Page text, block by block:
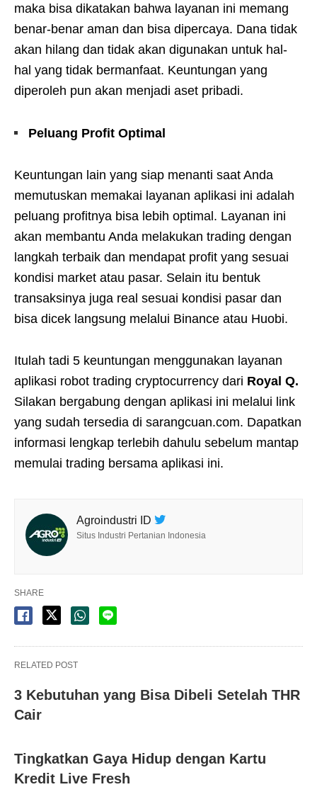
maka bisa dikatakan bahwa layanan ini memang
benar-benar aman dan bisa dipercaya. Dana tidak
akan hilang dan tidak akan digunakan untuk hal-
hal yang tidak bermanfaat. Keuntungan yang
diperoleh pun akan menjadi aset pribadi.
Peluang Profit Optimal
Keuntungan lain yang siap menanti saat Anda
memutuskan memakai layanan aplikasi ini adalah
peluang profitnya bisa lebih optimal. Layanan ini
akan membantu Anda melakukan trading dengan
langkah terbaik dan mendapat profit yang sesuai
kondisi market atau pasar. Selain itu bentuk
transaksinya juga real sesuai kondisi pasar dan
bisa dicek langsung melalui Binance atau Huobi.
Itulah tadi 5 keuntungan menggunakan layanan
aplikasi robot trading cryptocurrency dari Royal Q.
Silakan bergabung dengan aplikasi ini melalui link
yang sudah tersedia di sarangcuan.com. Dapatkan
informasi lengkap terlebih dahulu sebelum mantap
memulai trading bersama aplikasi ini.
Agroindustri ID
Situs Industri Pertanian Indonesia
SHARE
RELATED POST
3 Kebutuhan yang Bisa Dibeli Setelah THR
Cair
Tingkatkan Gaya Hidup dengan Kartu
Kredit Live Fresh